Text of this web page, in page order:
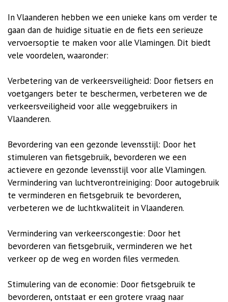
InVlaanderen hebben we een unieke kans om verder te
gaan dan de huidige situatie en de fiets een serieuze
vervoersoptie te maken voor alle Vlamingen. Dit biedt
vele voordelen, waaronder:
Verbetering van de verkeersveiligheid: Door fietsers en
voetgangers beter te beschermen, verbeteren we de
verkeersveiligheid voor alle weggebruikers in
Vlaanderen.
Bevordering van een gezonde levensstijl: Door het
stimuleren van fietsgebruik, bevorderen we een
actievere en gezonde levensstijl voor alle Vlamingen.
Vermindering van luchtverontreiniging: Door autogebruik
te verminderen en fietsgebruik te bevorderen,
verbeteren we de luchtkwaliteit inVlaanderen.
Vermindering van verkeerscongestie: Door het
bevorderen van fietsgebruik, verminderen we het
verkeer op de weg en worden files vermeden.
Stimulering van de economie: Door fietsgebruik te
bevorderen, ontstaat er een grotere vraag naar